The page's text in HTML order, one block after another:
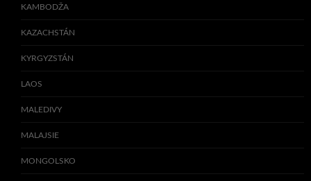
KAMBODŽA
KAZACHSTÁN
KYRGYZSTÁN
LAOS
MALEDIVY
MALAJSIE
MONGOLSKO